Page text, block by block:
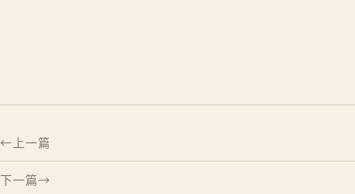
上一篇
下一篇